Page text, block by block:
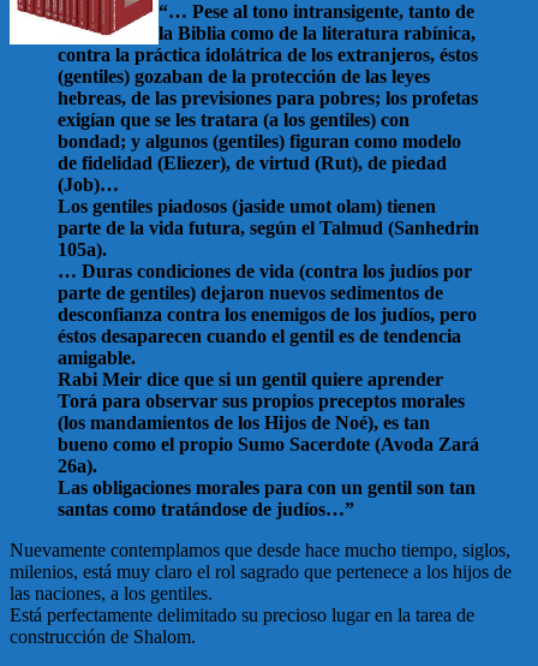
“… Pese al tono intransigente, tanto de
la Biblia como de la literatura rabínica,
contra la práctica idolátrica de los extranjeros, éstos
(gentiles) gozaban de la protección de las leyes
hebreas, de las previsiones para pobres; los profetas
exigían que se les tratara (a los gentiles) con
bondad; y algunos (gentiles) figuran como modelo
de fidelidad (Eliezer), de virtud (Rut), de piedad
(Job)…
Los gentiles piadosos (jaside umot olam) tienen
parte de la vida futura, según el Talmud (Sanhedrin
105a).
… Duras condiciones de vida (contra los judíos por
parte de gentiles) dejaron nuevos sedimentos de
desconfianza contra los enemigos de los judíos, pero
éstos desaparecen cuando el gentil es de tendencia
amigable.
Rabi Meir dice que si un gentil quiere aprender
Torá para observar sus propios preceptos morales
(los mandamientos de los Hijos de Noé), es tan
bueno como el propio Sumo Sacerdote (Avoda Zará
26a).
Las obligaciones morales para con un gentil son tan
santas como tratándose de judíos…”
Nuevamente contemplamos que desde hace mucho tiempo, siglos,
milenios, está muy claro el rol sagrado que pertenece a los hijos de
las naciones, a los gentiles.
Está perfectamente delimitado su precioso lugar en la tarea de
construcción de Shalom.